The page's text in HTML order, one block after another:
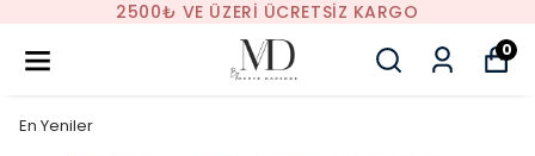
2500₺ VE ÜZERI ÜCRETSIZ KARGO
0
En Yeniler